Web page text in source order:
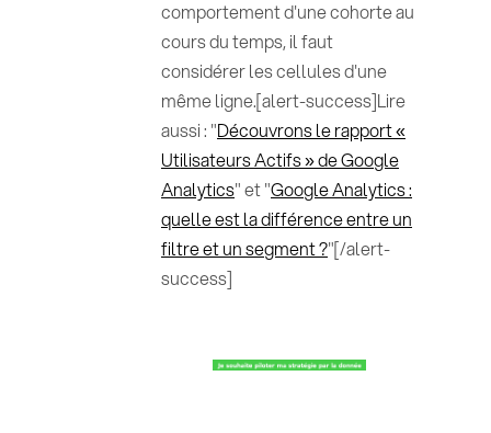
comportement d'une cohorte au
cours du temps, il faut
considérer les cellules d'une
même ligne.[alert-success]Lire
aussi : "Découvrons le rapport «
Utilisateurs Actifs » de Google
Analytics" et "Google Analytics :
quelle est la différence entre un
filtre et un segment ?"[/alert-
success]